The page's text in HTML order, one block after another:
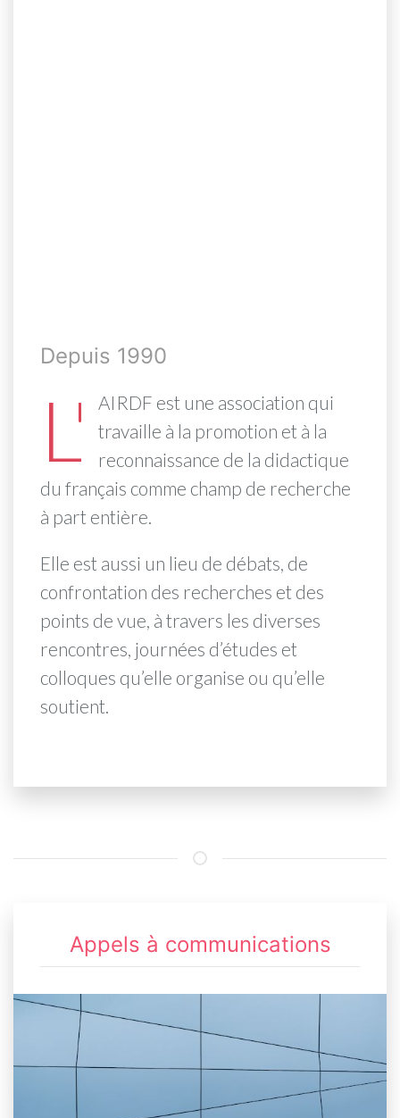
Depuis 1990
L'
AIRDF est une association qui
travaille à la promotion et à la
reconnaissance de la didactique
du français comme champ de recherche
à part entière.
Elle est aussi un lieu de débats, de
confrontation des recherches et des
points de vue, à travers les diverses
rencontres, journées d’études et
colloques qu’elle organise ou qu’elle
soutient.
Appels à communications